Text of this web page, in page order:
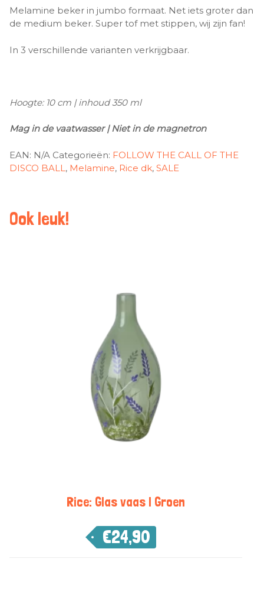
Melamine beker in jumbo formaat. Net iets groter dan
de medium beker. Super tof met stippen, wij zijn fan!
In 3 verschillende varianten verkrijgbaar.
Hoogte: 10 cm | inhoud 350 ml
Mag in de vaatwasser | Niet in de magnetron
EAN: N/A Categorieën: FOLLOW THE CALL OF THE
DISCO BALL, Melamine, Rice dk, SALE
Ook leuk!
Rice: Glas vaas | Groen
€24,90